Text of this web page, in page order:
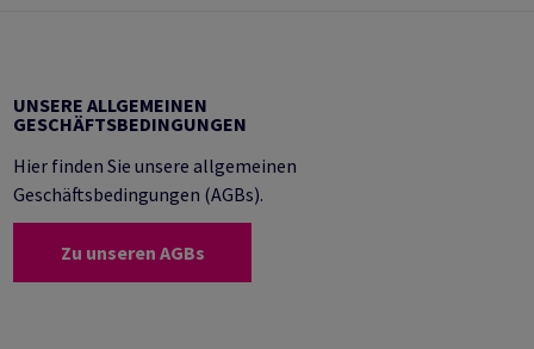
UNSERE ALLGEMEINEN
GESCHÄFTSBEDINGUNGEN
Hier finden Sie unsere allgemeinen
Geschäftsbedingungen (AGBs).
Zu unseren AGBs